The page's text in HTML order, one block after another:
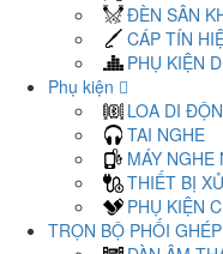
ĐÈN SÂN
CÁP TÍN
PHỤ KIỆN
Phụ kiện
LOA DI
TAI NGHE
MÁY NGHE
THIẾT BỊ
PHỤ KIỆN
TRỌN BỘ PHỐI GHÉP